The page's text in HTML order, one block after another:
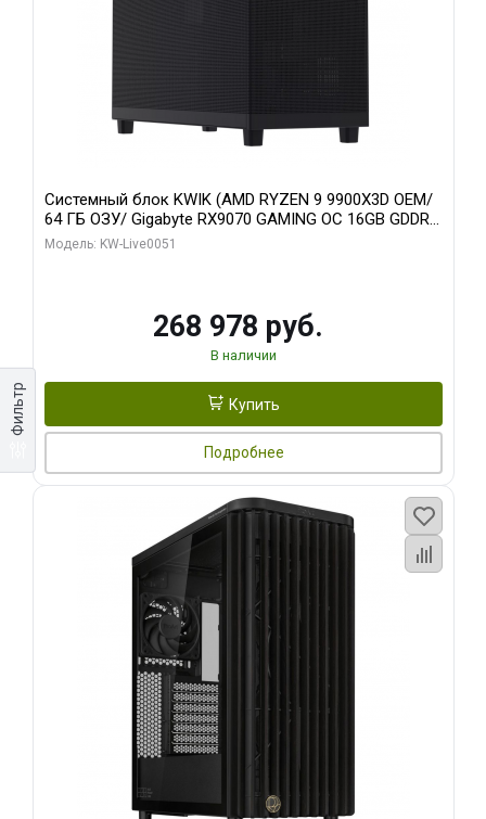
Фильтр
Системный блок KWIK (AMD RYZEN 9 9900X3D OEM/
64 ГБ ОЗУ/ Gigabyte RX9070 GAMING OC 16GB GDDR6
256bit 2xDP 2xH/ 960 ГБ SSD)
Модель: KW-Live0051
268 978 руб.
В наличии
Купить
Подробнее